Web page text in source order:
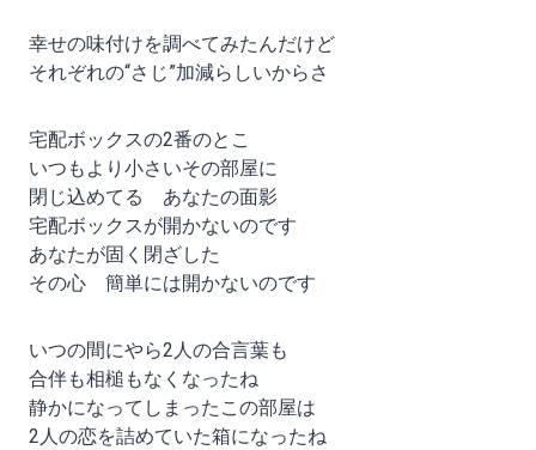
幸せの味付けを調べてみたんだけど
それぞれの“さじ”加減らしいからさ
宅配ボックスの2番のとこ
いつもより小さいその部屋に
閉じ込めてる あなたの面影
宅配ボックスが開かないのです
あなたが固く閉ざした
その心 簡単には開かないのです
いつの間にやら2人の合言葉も
合伴も相槌もなくなったね
静かになってしまったこの部屋は
2人の恋を詰めていた箱になったね